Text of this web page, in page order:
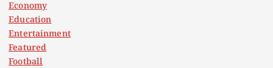
Economy
Education
Entertainment
Featured
Football